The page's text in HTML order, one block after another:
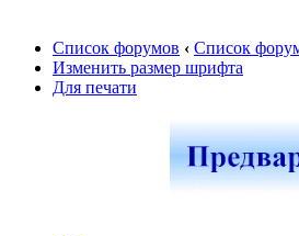
Список форумов ‹ Список
Изменить размер шрифта
Для печати